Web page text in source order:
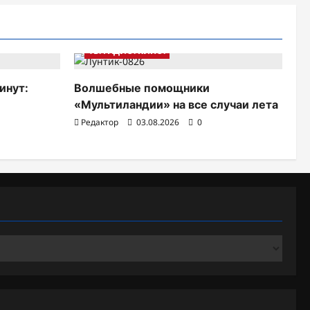
ТВ. РАДИО. КИНО.
Волшебные помощники
«Мультиландии» на все случаи лета
Редактор 03.08.2026 0